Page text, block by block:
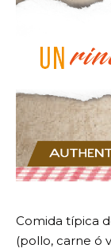
Comida típica
(pollo, carne ó